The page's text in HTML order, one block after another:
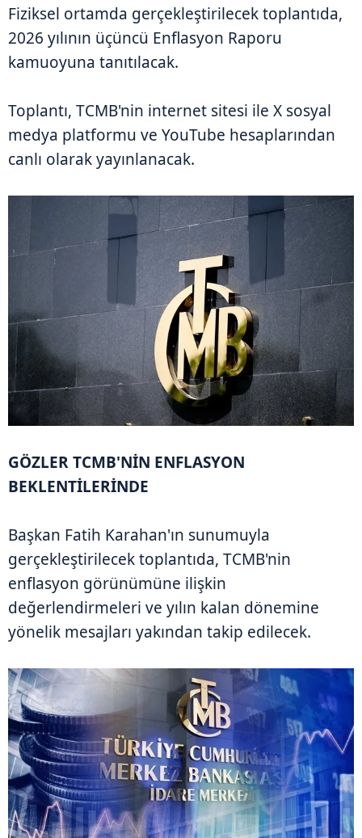
Fiziksel ortamda gerçekleştirilecek toplantıda,
2026 yılının üçüncü Enflasyon Raporu
kamuoyuna tanıtılacak.
Toplantı, TCMB'nin internet sitesi ile X sosyal
medya platformu ve YouTube hesaplarından
canlı olarak yayınlanacak.
GÖZLER TCMB'NİN ENFLASYON
BEKLENTİLERİNDE
Başkan Fatih Karahan'ın sunumuyla
gerçekleştirilecek toplantıda, TCMB'nin
enflasyon görünümüne ilişkin
değerlendirmeleri ve yılın kalan dönemine
yönelik mesajları yakından takip edilecek.